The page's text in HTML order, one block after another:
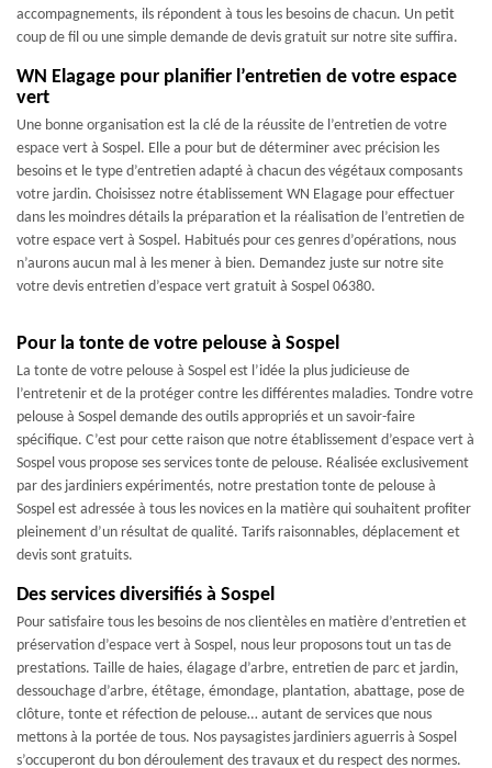
accompagnements, ils répondent à tous les besoins de chacun. Un petit
coup de fil ou une simple demande de devis gratuit sur notre site suffira.
WN Elagage pour planifier l’entretien de votre espace
vert
Une bonne organisation est la clé de la réussite de l’entretien de votre
espace vert à Sospel. Elle a pour but de déterminer avec précision les
besoins et le type d’entretien adapté à chacun des végétaux composants
votre jardin. Choisissez notre établissement WN Elagage pour effectuer
dans les moindres détails la préparation et la réalisation de l’entretien de
votre espace vert à Sospel. Habitués pour ces genres d’opérations, nous
n’aurons aucun mal à les mener à bien. Demandez juste sur notre site
votre devis entretien d’espace vert gratuit à Sospel 06380.
Pour la tonte de votre pelouse à Sospel
La tonte de votre pelouse à Sospel est l’idée la plus judicieuse de
l’entretenir et de la protéger contre les différentes maladies. Tondre votre
pelouse à Sospel demande des outils appropriés et un savoir-faire
spécifique. C’est pour cette raison que notre établissement d’espace vert à
Sospel vous propose ses services tonte de pelouse. Réalisée exclusivement
par des jardiniers expérimentés, notre prestation tonte de pelouse à
Sospel est adressée à tous les novices en la matière qui souhaitent profiter
pleinement d’un résultat de qualité. Tarifs raisonnables, déplacement et
devis sont gratuits.
Des services diversifiés à Sospel
Pour satisfaire tous les besoins de nos clientèles en matière d’entretien et
préservation d’espace vert à Sospel, nous leur proposons tout un tas de
prestations. Taille de haies, élagage d’arbre, entretien de parc et jardin,
dessouchage d’arbre, étêtage, émondage, plantation, abattage, pose de
clôture, tonte et réfection de pelouse… autant de services que nous
mettons à la portée de tous. Nos paysagistes jardiniers aguerris à Sospel
s’occuperont du bon déroulement des travaux et du respect des normes.